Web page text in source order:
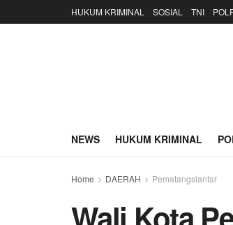
HUKUM KRIMINAL SOSIAL TNI
NEWS HUKUM KRIMINAL
Home DAERAH Pematangsiantar